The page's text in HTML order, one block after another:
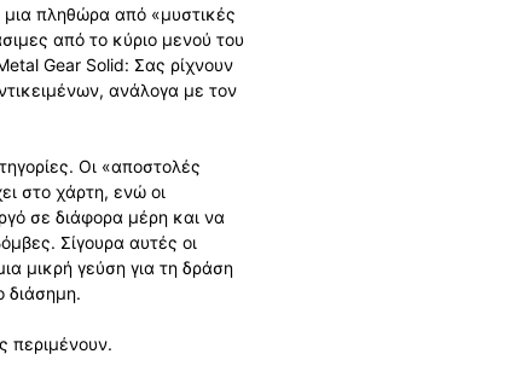
πληθώρα από «μυστικές
από το κύριο μενού του
Gear Solid: Σας ρίχνουν
ανάλογα με τον
Οι «αποστολές
στο χάρτη, ενώ οι
σε διάφορα μέρη και να
Σίγουρα αυτές οι
μικρή γεύση για τη δράση
διάσημη.
περιμένουν.